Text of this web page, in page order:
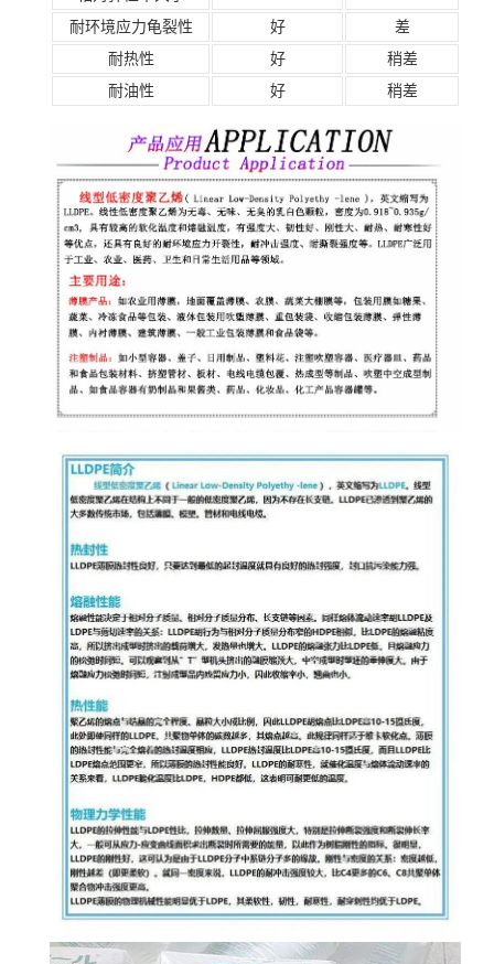
耐环境应力龟裂性
好
差
耐热性
好
稍差
耐油性
好 稍差